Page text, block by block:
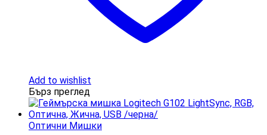
Add to wishlist
Бърз преглед
Оптични Мишки